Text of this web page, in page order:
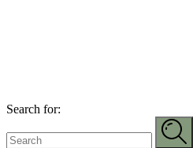
Search for: